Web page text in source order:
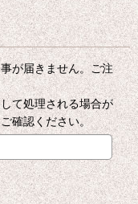
が届きません。ご注
て処理される場合が
確認ください。